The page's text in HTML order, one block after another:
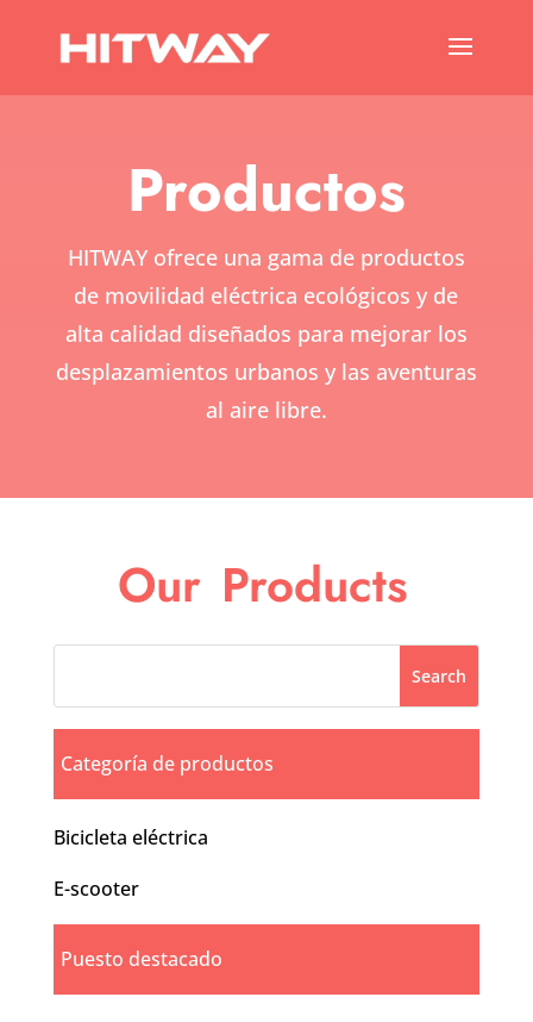
Productos
HITWAY ofrece una gama de productos
de movilidad eléctrica ecológicos y de
alta calidad diseñados para mejorar los
desplazamientos urbanos y las aventuras
al aire libre.
Our Products
Categoría de productos
Bicicleta eléctrica
E-scooter
Puesto destacado